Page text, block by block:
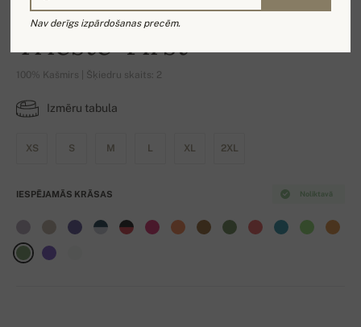
Trieste-First
100% Kašmirs | Šķiedru skaits: 2
Izmēru tabula
XS S M L XL 2XL
Noliktavā
IESPĒJAMĀS KRĀSAS
Nav derīgs izpārdošanas precēm.